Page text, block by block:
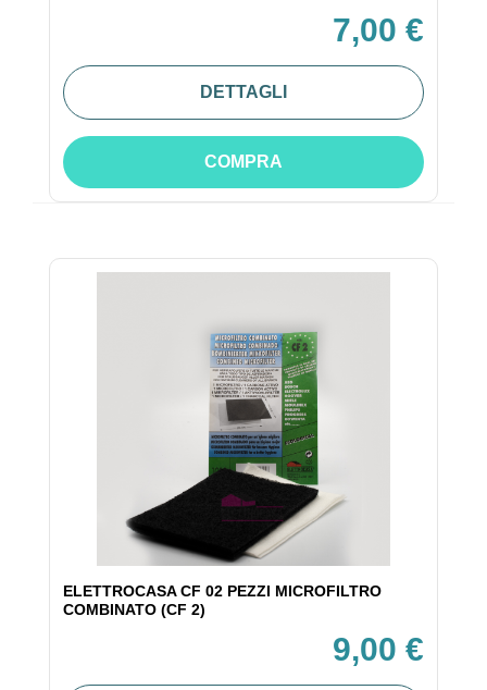
7,00 €
DETTAGLI
COMPRA
ELETTROCASA CF 02 PEZZI MICROFILTRO
COMBINATO (CF 2)
9,00 €